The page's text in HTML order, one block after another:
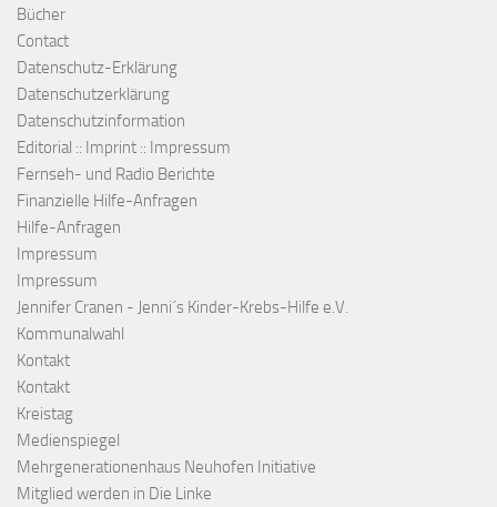
Bücher
Contact
Datenschutz-Erklärung
Datenschutzerklärung
Datenschutzinformation
Editorial :: Imprint :: Impressum
Fernseh- und Radio Berichte
Finanzielle Hilfe-Anfragen
Hilfe-Anfragen
Impressum
Impressum
Jennifer Cranen - Jenni´s Kinder-Krebs-Hilfe e.V.
Kommunalwahl
Kontakt
Kontakt
Kreistag
Medienspiegel
Mehrgenerationenhaus Neuhofen Initiative
Mitglied werden in Die Linke